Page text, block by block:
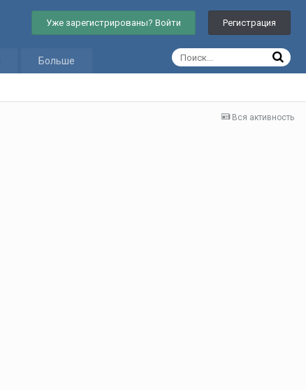
Уже зарегистрированы? Войти Регистрация
Больше
Вся активность